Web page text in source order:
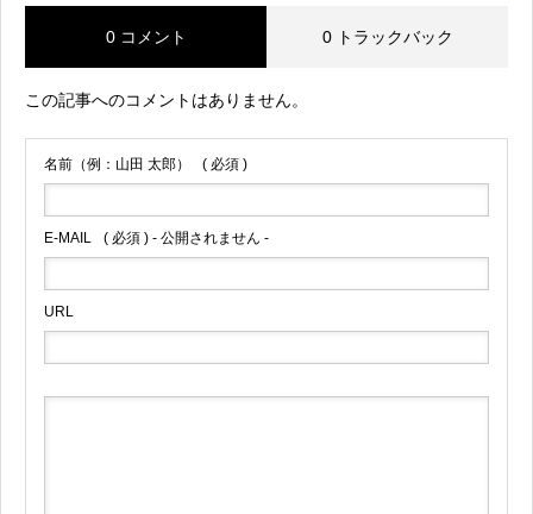
0 コメント 0 トラックバック
この記事へのコメントはありません。
名前（例：山田 太郎） ( 必須 )
E-MAIL ( 必須 ) - 公開されません -
URL